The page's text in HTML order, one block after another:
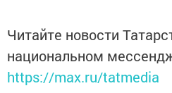
Читайте новости
национальном
https://max.ru/tatmedia